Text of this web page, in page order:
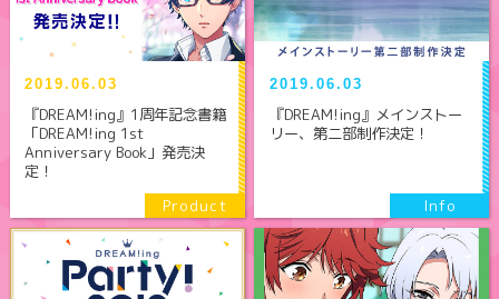
2019.06.03
『DREAM!ing』1周年記念書籍
「DREAM!ing 1st
Anniversary Book」発売決
定！
2019.06.03
『DREAM!ing』メインストー
リー、第二部制作決定！